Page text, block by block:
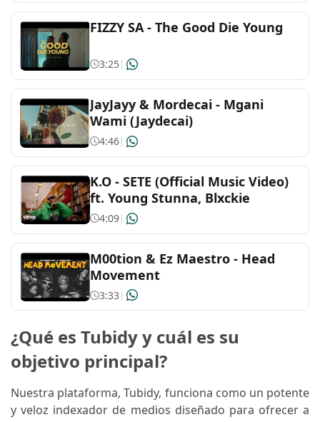
FIZZY SA - The Good Die Young
3:25|
JayJayy & Mordecai - Mgani
Wami (Jaydecai)
4:46|
K.O - SETE (Official Music Video)
ft. Young Stunna, Blxckie
4:09|
M00tion & Ez Maestro - Head
Movement
3:33 |
¿Qué es Tubidy y cuál es su
objetivo principal?
Nuestra plataforma, Tubidy, funciona como un potente
y veloz indexador de medios diseñado para ofrecer a